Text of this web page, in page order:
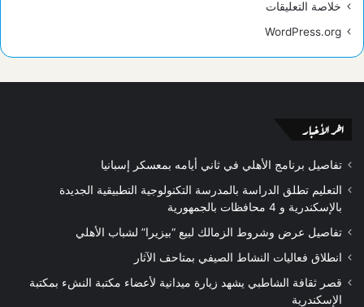
خلاصة التعليقات
WordPress.org
اخر الأخبار
تفاصيل برنامج الأهلي في ثاني أيامه بمعسكر إسبانيا
التعليم تطلق الدراسة بالمدرسة التكنولوجية التطبيقية الجديدة
بالإسكندرية و 4 محافظات بالجمهورية
تفاصيل عرض وشروط الزمالك لبيع “بيزيرا” لشباب الأهلي
انطلاق فعاليات النشاط الصيفي بمتاحف الآثار
قصر ثقافة الشاطبي يشهد زيارة ميدانية لأعضاء مكتبة النشء بمكتبة
الإسكندرية